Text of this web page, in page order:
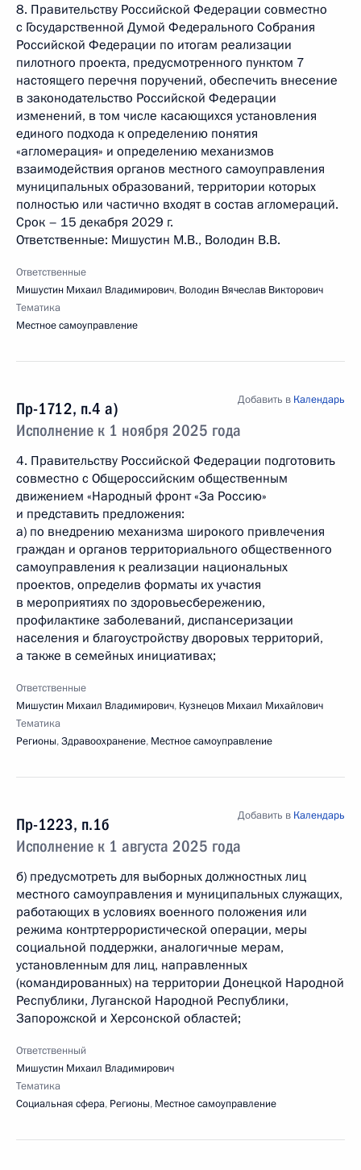
8. Правительству Российской Федерации совместно
с Государственной Думой Федерального Собрания
Российской Федерации по итогам реализации
пилотного проекта, предусмотренного пунктом 7
настоящего перечня поручений, обеспечить внесение
в законодательство Российской Федерации
изменений, в том числе касающихся установления
единого подхода к определению понятия
«агломерация» и определению механизмов
взаимодействия органов местного самоуправления
муниципальных образований, территории которых
полностью или частично входят в состав агломераций.
Срок – 15 декабря 2029 г.
Ответственные: Мишустин М.В., Володин В.В.
Ответственные
Мишустин Михаил Владимирович, Володин Вячеслав Викторович
Тематика
Местное самоуправление
Пр-1712, п.4 а)
Исполнение к 1 ноября 2025 года
Добавить в Календарь
4. Правительству Российской Федерации подготовить
совместно с Общероссийским общественным
движением «Народный фронт «За Россию»
и представить предложения:
а) по внедрению механизма широкого привлечения
граждан и органов территориального общественного
самоуправления к реализации национальных
проектов, определив форматы их участия
в мероприятиях по здоровьесбережению,
профилактике заболеваний, диспансеризации
населения и благоустройству дворовых территорий,
а также в семейных инициативах;
Ответственные
Мишустин Михаил Владимирович, Кузнецов Михаил Михайлович
Тематика
Регионы,Здравоохранение, Местное самоуправление
Пр-1223, п.1б
Исполнение к 1 августа 2025 года
Добавить в Календарь
б) предусмотреть для выборных должностных лиц
местного самоуправления и муниципальных служащих,
работающих в условиях военного положения или
режима контртеррористической операции, меры
социальной поддержки, аналогичные мерам,
установленным для лиц, направленных
(командированных) на территории Донецкой Народной
Республики, Луганской Народной Республики,
Запорожской и Херсонской областей;
Ответственный
Мишустин Михаил Владимирович
Тематика
Социальная сфера, Регионы, Местное самоуправление